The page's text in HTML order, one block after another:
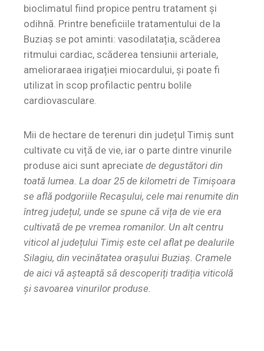
bioclimatul fiind propice pentru tratament și
odihnă. Printre beneficiile tratamentului de la
Buziaș se pot aminti: vasodilatația, scăderea
ritmului cardiac, scăderea tensiunii arteriale,
amelioraraea irigației miocardului, și poate fi
utilizat în scop profilactic pentru bolile
cardiovasculare.
Mii de hectare de terenuri din județul Timiș sunt
cultivate cu viță de vie, iar o parte dintre vinurile
produse aici sunt apreciate de degustători din
toată lumea. La doar 25 de kilometri de Timișoara
se află podgoriile Recașului, cele mai renumite din
întreg județul, unde se spune că vița de vie era
cultivată de pe vremea romanilor. Un alt centru
viticol al județului Timiș este cel aflat pe dealurile
Silagiu, din vecinătatea orașului Buziaș. Cramele
de aici vă așteaptă să descoperiți tradiția viticolă
și savoarea vinurilor produse.